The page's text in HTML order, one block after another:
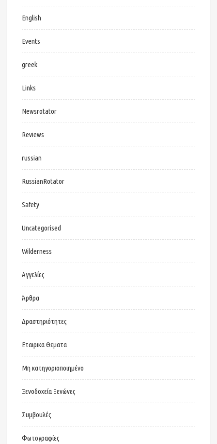
English
Events
greek
Links
Newsrotator
Reviews
russian
RussianRotator
Safety
Uncategorised
Wilderness
Αγγελίες
Άρθρα
Δραστηριότητες
Εταιρικα Θεματα
Μη κατηγοριοποιημένο
Ξενοδοχεία Ξενώνες
Συμβουλές
Φωτογραφίες